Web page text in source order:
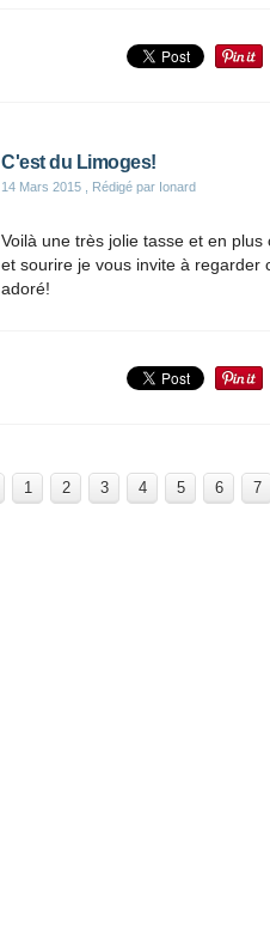
C'est du Limoges!
14 Mars 2015 , Rédigé par Ionard
Voilà une très jolie tasse et en
et sourire je vous invite à regarder
adoré!
1 2 3 4 5 6 7